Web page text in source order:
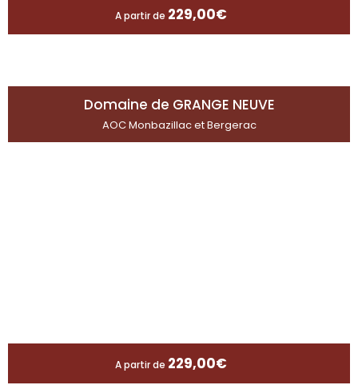
A partir de 229,00€
Domaine de GRANGE NEUVE
AOC Monbazillac et Bergerac
A partir de 229,00€